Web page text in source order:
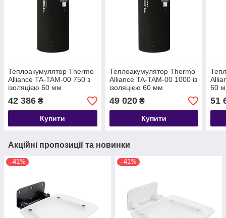
Теплоакумулятор Thermo
Alliance TA-TAM-00 750 з
ізоляцією 60 мм
42 386 ₴
Купити
Теплоакумулятор Thermo
Alliance TA-TAM-00 1000 із
ізоляцією 60 мм
49 020₴
Купити
60
51
Акційні пропозиції та новинки
–41% –41%